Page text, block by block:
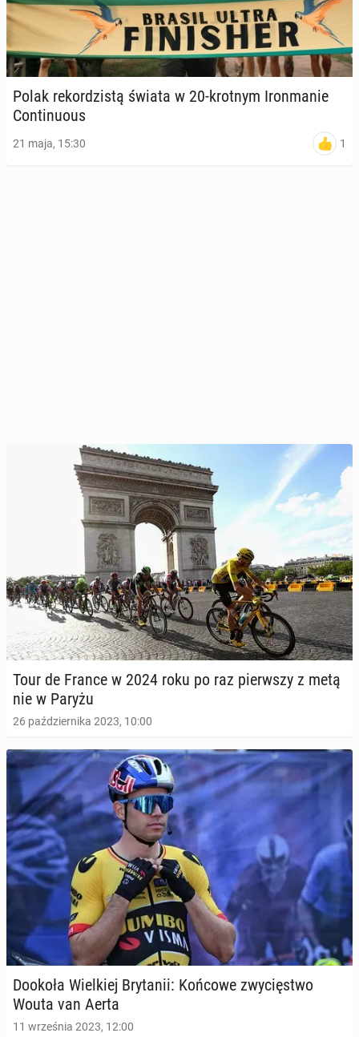
Polak re­kor­dzi­stą świata w 20-krotnym Iron­ma­nie
Con­ti­nu­ous
21 maja, 15:30 1
Tour de France w 2024 roku po raz pierw­szy z metą
nie w Paryżu
26 października 2023, 10:00
Dookoła Wiel­kiej Bry­ta­nii: Końcowe zwy­cię­stwo
Wouta van Aerta
11 września 2023, 12:00